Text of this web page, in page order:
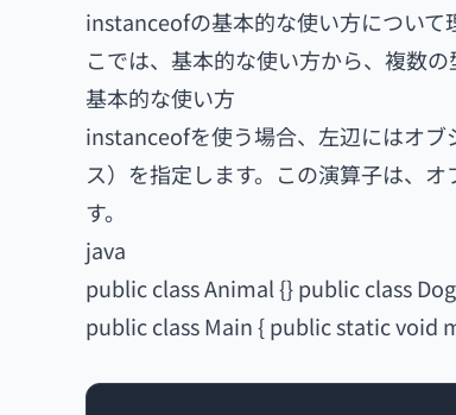
instanceofの基本的な使い方について
こでは、基本的な使い方から、複数
基本的な使い方
instanceofを使う場合、左辺にはオ
ス）を指定します。この演算子は、
す。
java
public class Animal {} public class
public class Main { public static void